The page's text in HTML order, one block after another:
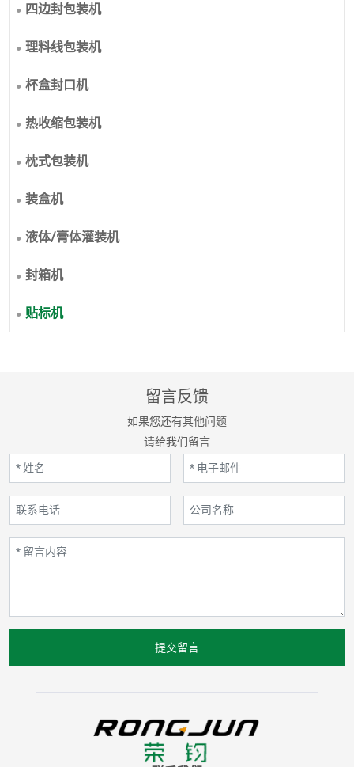
四边封包装机
理料线包装机
杯盒封口机
热收缩包装机
枕式包装机
装盒机
液体/膏体灌装机
封箱机
贴标机
留言反馈
如果您还有其他问题
请给我们留言
提交留言